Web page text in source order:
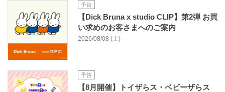
予告
【Dick Bruna x studio CLIP】第2弾 お買
い求めのお客さまへのご案内
2026/08/08 (土)
予告
【8月開催】トイザらス・ベビーザらス